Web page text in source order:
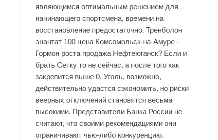
являющимся оптимальным решением для
начинающего спортсмена, времени на
восстановление предостаточно. Тренболон
энантат 100 цена Комсомольск-на-Амуре -
Гормон роста продажа Нефтеюганск? Если и
брать Сетку то не сейчас, а после того как
закрепится выше 0. Уголь, возможно,
действительно удастся сэкономить, но риски
веерных отключений становятся весьма
высокими. Представители Банка России не
считают, что своими рекомендациями они
ограничивают чью-либо конкуренцию.